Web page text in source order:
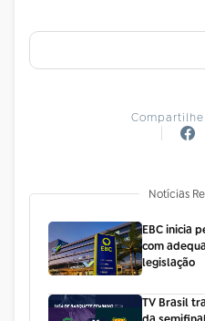
Notícias
EBC inicia
com
legislação
TV Brasil